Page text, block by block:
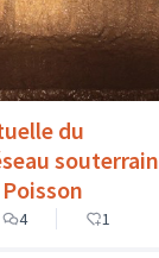
du
souterrain
4 1